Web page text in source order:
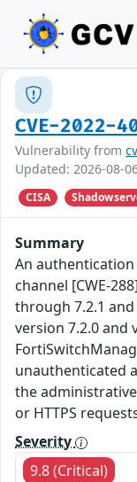
CVE-2022-
Vulnerability from
Updated: 2026-08-
CISA
Summary
An
channel [CWE-
through 7.2.1
version 7.2.0 and
unauthenticated
the
or HTTPS
Severity
9.8 (Critical)